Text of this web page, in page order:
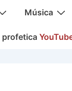
Música
profetica